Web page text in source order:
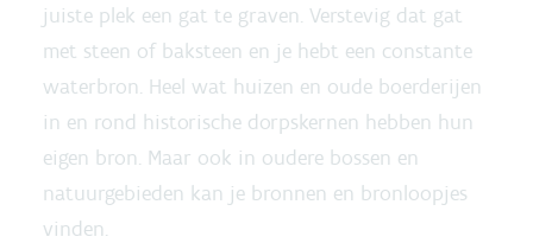
juiste plek een gat te graven. Verstevig dat gat
met steen of baksteen en je hebt een constante
waterbron. Heel wat huizen en oude boerderijen
in en rond historische dorpskernen hebben hun
eigen bron. Maar ook in oudere bossen en
natuurgebieden kan je bronnen en bronloopjes
vinden.